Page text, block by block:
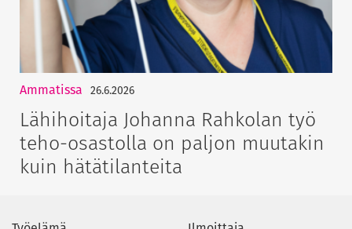
Ammatissa 26.6.2026
Lähihoitaja Johanna Rahkolan työ
teho-osastolla on paljon muutakin
kuin hätätilanteita